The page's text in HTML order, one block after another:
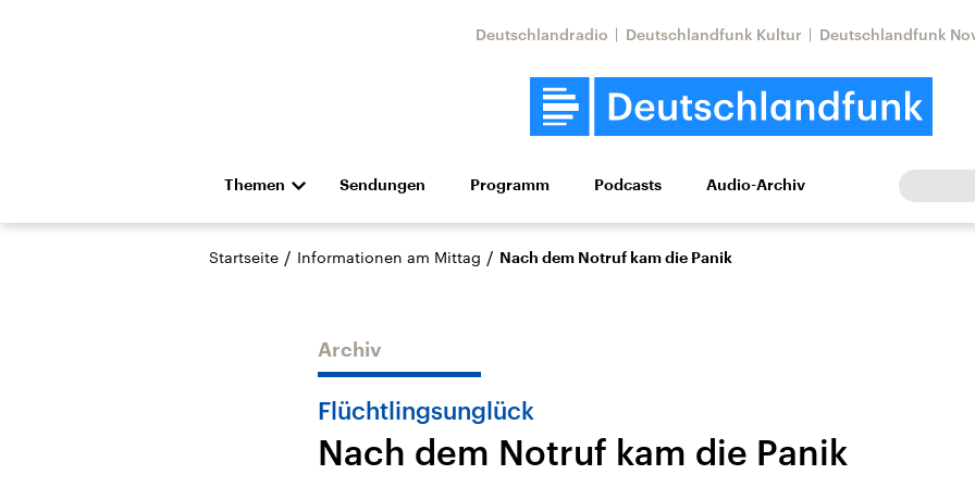
Deutschlandradio Deutschlandfunk Kultur Deutschlandfunk
Themen
Die Nachrichten Politik Wirtschaft Wissen Kultur Europa
Hörspiel und Feature Musik
Landtagswahl Sachsen-
USA
Nahostkonflikt
Iran
Sendungen Programm Podcasts Audio-Archiv
Startseite / Informationen am Mittag / Nach dem Notruf kam die Panik
Archiv
Flüchtlingsunglück
Nach dem Notruf kam die Panik